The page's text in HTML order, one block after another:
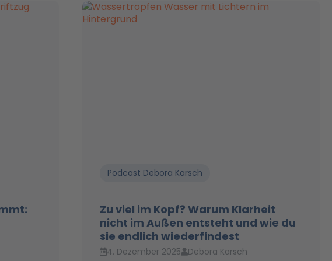
Podcast Debora Karsch
Zu viel im Kopf? Warum Klarheit
nicht im Außen entsteht und wie du
sie endlich wiederfindest
4. Dezember 2025 Debora Karsch